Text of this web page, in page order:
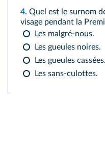
4. Quel est le surnom
visage pendant la
Les malgré-nous.
Les gueules noires.
Les gueules cassées.
Les sans-culottes.